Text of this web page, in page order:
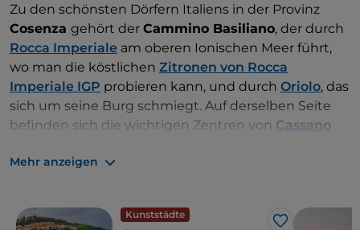
Zu den schönsten Dörfern Italiens in der Provinz
Cosenza gehört der Cammino Basiliano, der durch
Rocca Imperiale am oberen Ionischen Meer führt,
wo man die köstlichen Zitronen von Rocca
Imperiale IGP probieren kann, und durch Oriolo, das
sich um seine Burg schmiegt. Auf derselben Seite
befinden sich die wichtigen Zentren von Cassano
der Sibaritide und
Evangelium, das zumUNESCO-Weltkulturerbe
Mehr anzeigen
Kunststädte